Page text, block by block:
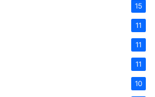
15
11
11
11
10